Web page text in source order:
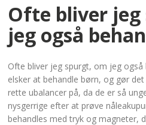
Ofte bliver
jeg også
Ofte bliver jeg spurgt, om jeg
elsker at behandle børn, og gør
rette ubalancer på, da de er så
nysgerrige efter at prøve
behandles med tryk og magneter,